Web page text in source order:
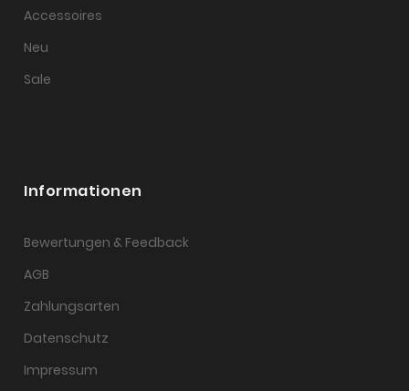
Accessoires
Neu
Sale
Informationen
Bewertungen & Feedback
AGB
Zahlungsarten
Datenschutz
Impressum